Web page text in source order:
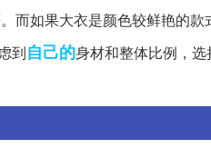
而如果大衣是颜色较鲜艳的
到自己的身材和整体比例，